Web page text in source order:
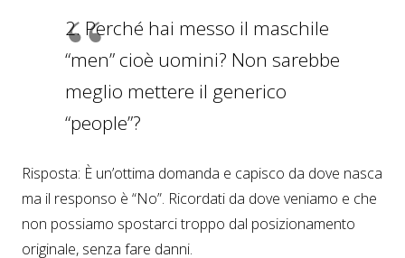
2. Perché hai messo il maschile
“men” cioè uomini? Non sarebbe
meglio mettere il generico
“people”?
Risposta: È un’ottima domanda e capisco da dove nasca
ma il responso è “No”. Ricordati da dove veniamo e che
non possiamo spostarci troppo dal posizionamento
originale, senza fare danni.